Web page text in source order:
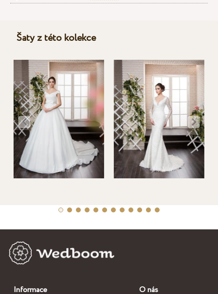
Šaty z této kolekce
Informace O nás